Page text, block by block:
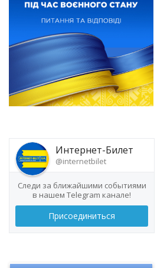
Интернет-Билет
@internetbilet
Следи за ближайшими событиями
в нашем Telegram канале!
Присоединиться